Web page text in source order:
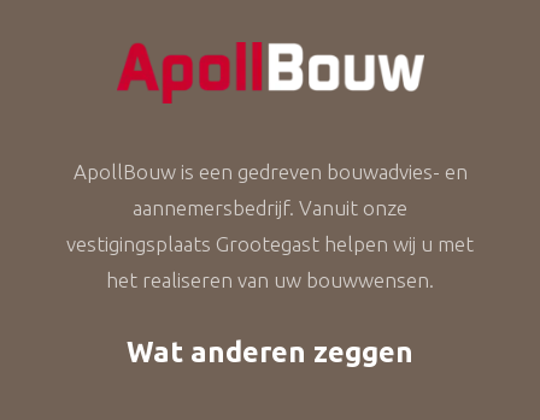
ApollBouw is een gedreven bouwadvies- en
aannemersbedrijf. Vanuit onze
vestigingsplaats Grootegast helpen wij u met
het realiseren van uw bouwwensen.
Wat anderen zeggen